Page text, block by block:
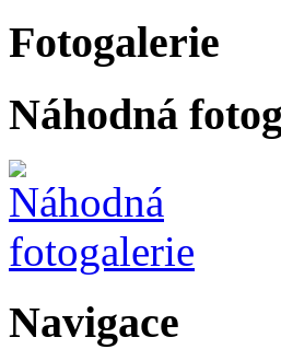
Fotogalerie
Náhodná
Navigace